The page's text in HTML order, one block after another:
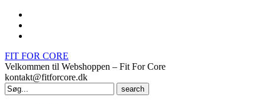
FIT FOR CORE
Velkommen til Webshoppen – Fit For Core
kontakt@fitforcore.dk
Search
for: